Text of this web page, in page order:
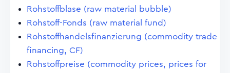
Rohstoffblase (raw material bubble)
Rohstoff-Fonds (raw material fund)
Rohstoffhandelsfinanzierung (commodity trade
financing, CF)
Rohstoffpreise (commodity prices, prices for